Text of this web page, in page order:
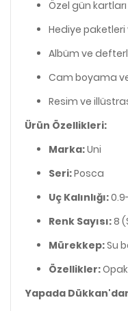
Özel gün
Hediye
Albüm ve
Cam boyama
Resim ve
Ürün Özellikleri:
Marka:Uni
Seri:Posca
Uç Kalınlığı:
Renk Sayısı:8
Mürekkep:Su
Özellikler:
Yapada